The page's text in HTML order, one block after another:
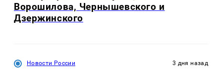
Ворошилова, Чернышевского и
Дзержинского
Новости России 3 дня назад